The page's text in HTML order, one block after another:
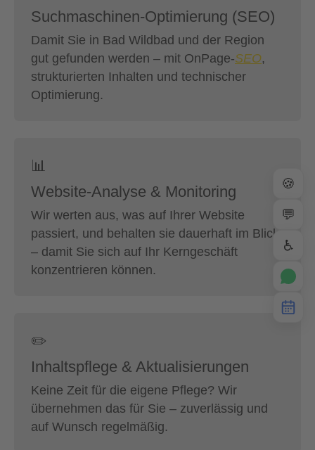
Suchmaschinen-Optimierung (SEO)
Damit Sie in Bad Wildbad und der Region
gut gefunden werden – mit OnPage-SEO,
strukturierten Inhalten und technischer
Optimierung.
📊
Website-Analyse & Monitoring
Wir werten aus, was auf Ihrer Website
passiert, und behalten sie dauerhaft im Blick
– damit Sie sich auf Ihr Kerngeschäft
konzentrieren können.
✏️
Inhaltspflege & Aktualisierungen
Keine Zeit für die eigene Pflege? Wir
übernehmen das für Sie – zuverlässig und
auf Wunsch regelmäßig.
🍪
💬
♿